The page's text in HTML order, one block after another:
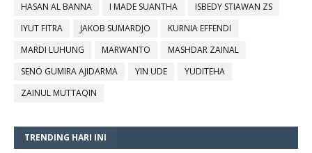
HASAN AL BANNA
I MADE SUANTHA
ISBEDY STIAWAN ZS
IYUT FITRA
JAKOB SUMARDJO
KURNIA EFFENDI
MARDI LUHUNG
MARWANTO
MASHDAR ZAINAL
SENO GUMIRA AJIDARMA
YIN UDE
YUDITEHA
ZAINUL MUTTAQIN
TRENDING HARI INI